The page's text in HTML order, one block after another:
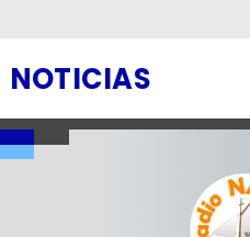
NOTICIAS